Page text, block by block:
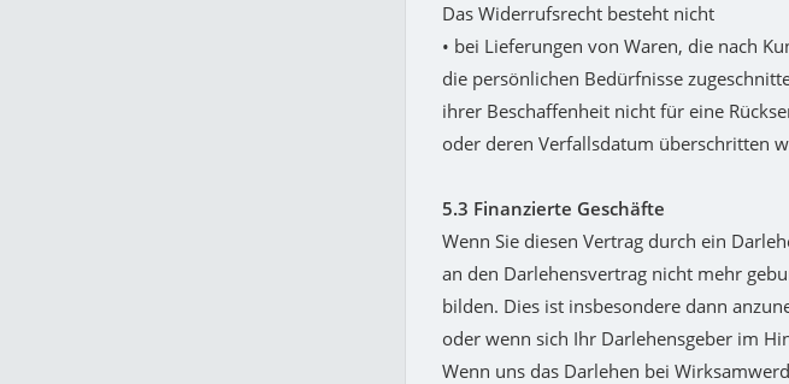
Das Widerrufsrecht besteht nicht
• bei Lieferungen von Waren, die nach
die persönlichen Bedürfnisse
ihrer Beschaffenheit nicht für eine
oder deren Verfallsdatum überschritten
5.3 Finanzierte Geschäfte
Wenn Sie diesen Vertrag durch ein
an den Darlehensvertrag nicht mehr
bilden. Dies ist insbesondere dann
oder wenn sich Ihr Darlehensgeber im
Wenn uns das Darlehen bei